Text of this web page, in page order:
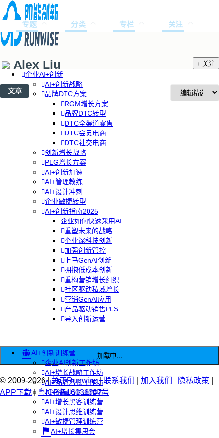
企业AI+创新
AI+创新战略
品牌DTC方案
RGM增长方案
品牌DTC转型
DTC全渠道零售
DTC会员电商
DTC社交电商
创新增长战略
PLG增长方案
AI+创新加速
AI+管理教练
AI+设计冲刺
企业敏捷转型
AI+创新指南2025
企业如何快速采用AI
重塑未来的战略
企业深科技创新
加强创新管控
上马GenAI创新
拥抱低成本创新
重构营销增长组织
社区驱动私域增长
营销GenAI应用
产品驱动销售PLS
导入创新运营
AI+创新训练营
企业AI创新工作坊
AI+增长战略工作坊
AI+品牌增长工作坊
AI+销售增长工作坊
AI+增长黑客训练营
AI+设计思维训练营
AI+敏捷管理训练营
AI+增长集思会
专题 分类 专栏 关注
Alex Liu + 关注
文章
加载中...
© 2009-2026 |关于Runwise|联系我们 加入我们 隐私政策
APP下载| 粤ICP备16036037号